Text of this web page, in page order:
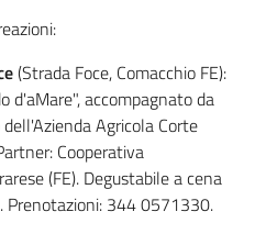
(Strada Foce, Comacchio FE):
d'aMare", accompagnato da
Agricola Corte
Cooperativa
(FE). Degustabile a cena
Prenotazioni: 344 0571330.